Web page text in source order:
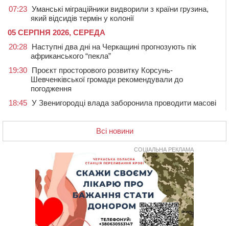
07:23 Уманські міграційники видворили з країни грузина,
який відсидів термін у колонії
05 СЕРПНЯ 2026, СЕРЕДА
20:28
Наступні два дні на Черкащині прогнозують пік
африканського “пекла”
19:30
Проєкт просторового розвитку Корсунь-
Шевченківської громади рекомендували до
погодження
18:45 У Звенигородці влада заборонила проводити масові
Боксерка з Черкащини готується до чемпіонату
Європи серед молоді
На Черкащині державі повернуть понад 2,6 га земель
природно-заповідного фонду
На Лисянщині проведуть в останню путь
полеглого внаслідок атаки FPV-дрона воїна
У Дахнівському лісництві екоінспектори натрапили на
незаконне будівництво
Всі новини
СОЦІАЛЬНА РЕКЛАМА